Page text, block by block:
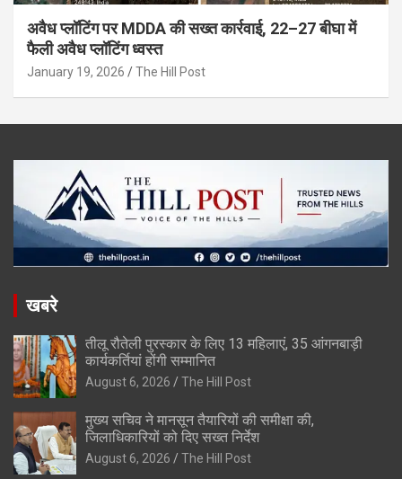
अवैध प्लॉटिंग पर MDDA की सख्त कार्रवाई, 22–27 बीघा में
फैली अवैध प्लॉटिंग ध्वस्त
January 19, 2026 The Hill Post
खबरे
तीलू रौतेली पुरस्कार के लिए 13 महिलाएं, 35 आंगनबाड़ी
कार्यकर्तियां होंगी सम्मानित
August 6, 2026 The Hill Post
मुख्य सचिव ने मानसून तैयारियों की समीक्षा की,
जिलाधिकारियों को दिए सख्त निर्देश
August 6, 2026 The Hill Post